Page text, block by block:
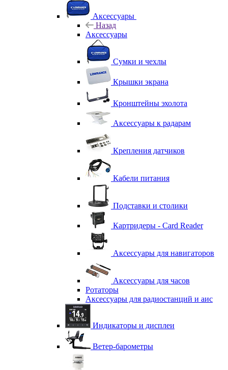
Аксессуары
Назад
Аксессуары
Сумки и чехлы
Крышки экрана
Кронштейны эхолота
Аксессуары к радарам
Крепления датчиков
Кабели питания
Подставки и столики
Картридеры - Card Reader
Аксессуары для навигаторов
Аксессуары для часов
Ротаторы
Аксессуары для радиостанций и аис
Индикаторы и дисплеи
Ветер-барометры